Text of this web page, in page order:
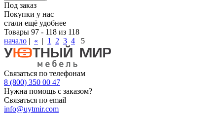
Под заказ
Покупки у нас
стали ещё удобнее
Товары 97 - 118 из 118
начало | « | 1 2 3 4 5
Связаться по телефонам
8 (800) 350 00 47
Нужна помощь с заказом?
Связаться по email
info@uytmir.com